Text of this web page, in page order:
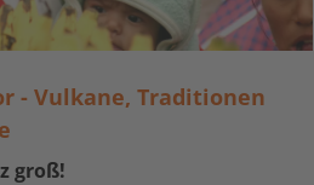
- Vulkane, Traditionen
groß!